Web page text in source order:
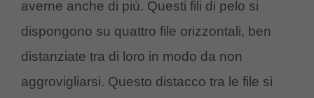
averne anche di più. Questi fili di pelo si
dispongono su quattro file orizzontali, ben
distanziate tra di loro in modo da non
aggrovigliarsi. Questo distacco tra le file si